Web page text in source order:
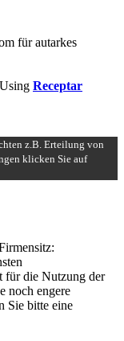
für autarkes
Using Receptar
z.B. Erteilung von
klicken Sie auf
für die Nutzung der
noch engere
Sie bitte eine